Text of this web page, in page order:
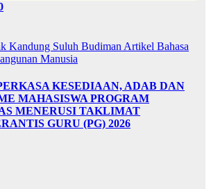
Kandung Suluh Budiman Artikel Bahasa
Manusia
KESEDIAAN, ADAB DAN
MAHASISWA PROGRAM
MENERUSI TAKLIMAT
GURU (PG) 2026